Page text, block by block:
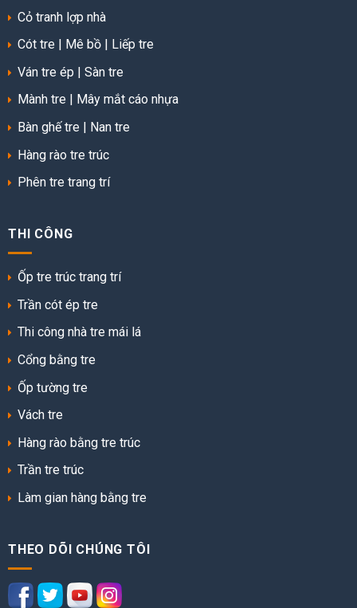
Cỏ tranh lợp nhà
Cót tre
Mê bồ
Liếp tre
Ván tre ép | Sàn tre
Mành tre
Mây mắt cáo nhựa
Bàn ghế tre | Nan tre
Hàng rào tre trúc
Phên tre trang trí
THI CÔNG
Ốp tre trúc trang trí
Trần cót ép tre
Thi công nhà tre mái lá
Cổng bằng tre
Ốp tường tre
Vách tre
Hàng rào bằng tre trúc
Trần tre trúc
Làm gian hàng bằng tre
THEO DÕI CHÚNG TÔI